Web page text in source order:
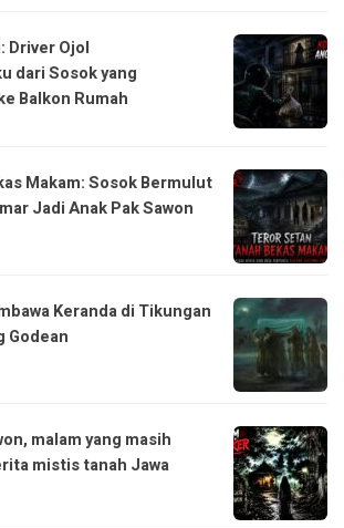
Driver Ojol
dari Sosok yang
Balkon Rumah
Makam: Sosok Bermulut
Jadi Anak Pak Sawon
Keranda di Tikungan
Godean
malam yang masih
mistis tanah Jawa